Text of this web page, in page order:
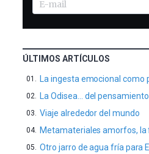
ÚLTIMOS ARTÍCULOS
La ingesta emocional como
La Odisea… del
Viaje alrededor del mundo
Metamateriales amorfos, la
Otro jarro de agua fría para